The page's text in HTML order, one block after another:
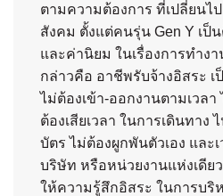
ตามความต้องการ ที่เปลี่ยนไ
สังคม ตั้งแต่คนรุ่น Gen Y เ
และค่านิยม ในเรื่องการทำง
กล่าวคือ อาชีพรับจ้างอิสระ
ไม่ต้องเข้า-ออกงานตามเวล
ต้องเสียเวลา ในการเดินทาง
บัตร ไม่ต้องผูกพันตัวเอง และ
บริษัท หรือหน่วยงานแห่งเดีย
ให้ความรู้สึกอิสระ ในการบริ